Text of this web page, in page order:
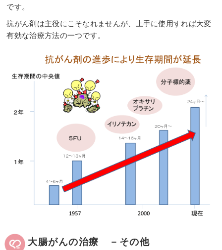
です。
抗がん剤は主役にこそなれませんが、上手に使用すれば大変
有効な治療方法の一つです。
大腸がんの治療 －その他